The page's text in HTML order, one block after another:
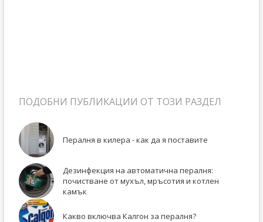
ПОДОБНИ ПУБЛИКАЦИИ ОТ ТОЗИ РАЗДЕЛ
Пералня в килера - как да я поставите
Дезинфекция на автоматична пералня:
почистване от мухъл, мръсотия и котлен
камък
Какво включва Калгон за пералня?